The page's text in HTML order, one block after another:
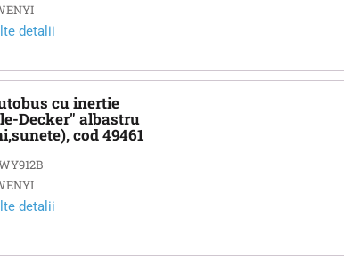
detalii
cu inertie
Decker" albastru
cod 49461
detalii